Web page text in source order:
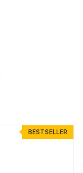
BESTSELLER